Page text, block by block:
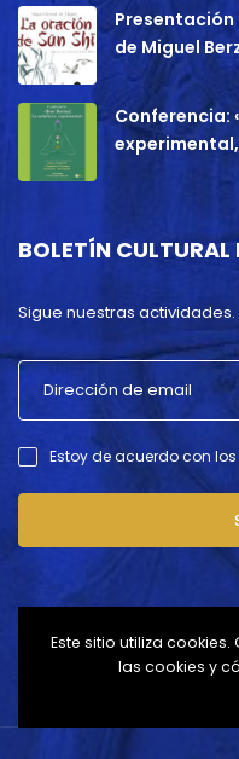
Presentación
de Miguel
Conferencia:
BOLETÍN CULTURAL
Sigue nuestras actividades.
Estoy de acuerdo con
Este sitio utiliza
las cookies y